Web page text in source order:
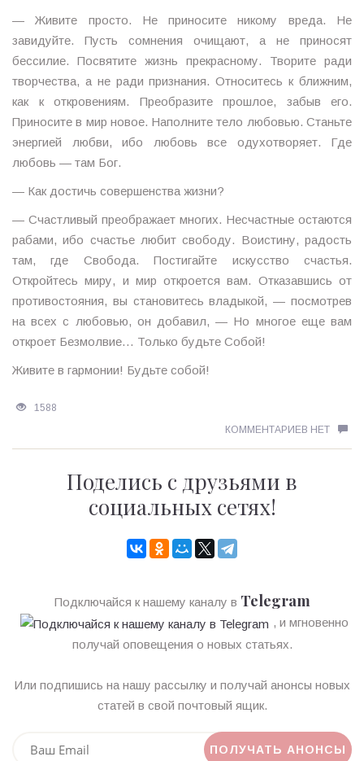
— Живите просто. Не приносите никому вреда. Не
завидуйте. Пусть сомнения очищают, а не приносят
бессилие. Посвятите жизнь прекрасному. Творите ради
творчества, а не ради признания. Относитесь к ближним,
как к откровениям. Преобразите прошлое, забыв его.
Приносите в мир новое. Наполните тело любовью. Станьте
энергией любви, ибо любовь все одухотворяет. Где
любовь — там Бог.
— Как достичь совершенства жизни?
— Счастливый преображает многих. Несчастные остаются
рабами, ибо счастье любит свободу. Воистину, радость
там, где Свобода. Постигайте искусство счастья.
Откройтесь миру, и мир откроется вам. Отказавшись от
противостояния, вы становитесь владыкой, — посмотрев
на всех с любовью, он добавил, — Но многое еще вам
откроет Безмолвие… Только будьте Собой!
Живите в гармонии! Будьте собой!
1588
КОММЕНТАРИЕВ НЕТ
Поделись с друзьями в
социальных сетях!
Подключайся к нашему каналу в Telegram
, и мгновенно
получай оповещения о новых статьях.
Или подпишись на нашу рассылку и получай анонсы новых
статей в свой почтовый ящик.